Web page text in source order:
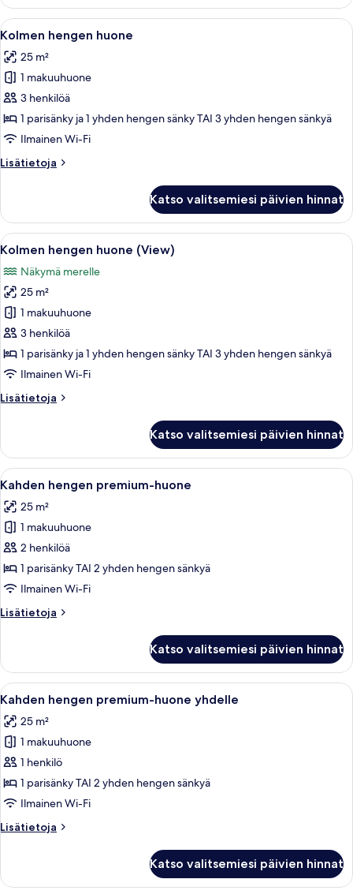
(Deluxe
Single
Avaa
kaikki
huonetyypin
Kolmen
hengen
huone
kuvat
Hotellihuone, jossa on kaksi
5
Kolmen hengen huone
25 m²
1 makuuhuone
3 henkilöä
1 parisänky ja 1 yhden hengen sänky TAI 3 yhden hengen sänkyä
Ilmainen Wi-Fi
Lisätietoja
Lisätietoja
huone
Katso valitsemiesi päivien hinnat
Avaa
kaikki
huonetyypin
Kolmen
hengen
huone
(View)
kuvat
Hotellihuone, jossa on kaksi
5
Kolmen hengen huone (View)
Näkymä merelle
25 m²
1 makuuhuone
3 henkilöä
1 parisänky ja 1 yhden hengen sänky TAI 3 yhden hengen sänkyä
Ilmainen Wi-Fi
Lisätietoja
Lisätietoja
huone
(View)
Katso valitsemiesi päivien hinnat
Avaa
kaikki
huonetyypin
Kahden
hengen
premium-
huone
Ylelliset vuodevaatteet,
6
Kahden hengen premium-huone
25 m²
1 makuuhuone
2 henkilöä
1 parisänky TAI 2 yhden hengen sänkyä
Ilmainen Wi-Fi
Lisätietoja
Lisätietoja
premium-
huone
Katso valitsemiesi päivien hinnat
Avaa
kaikki
huonetyypin
Kahden
hengen
premium-
huone
kuvat
Ylelliset vuodevaatteet,
6
Kahden hengen premium-huone yhdelle
25 m²
1 makuuhuone
1 henkilö
1 parisänky TAI 2 yhden hengen sänkyä
Ilmainen Wi-Fi
Lisätietoja
Lisätietoja
premium-
Katso valitsemiesi päivien hinnat